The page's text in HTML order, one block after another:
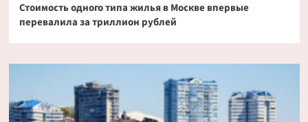
Стоимость одного типа жилья в Москве впервые
перевалила за триллион рублей